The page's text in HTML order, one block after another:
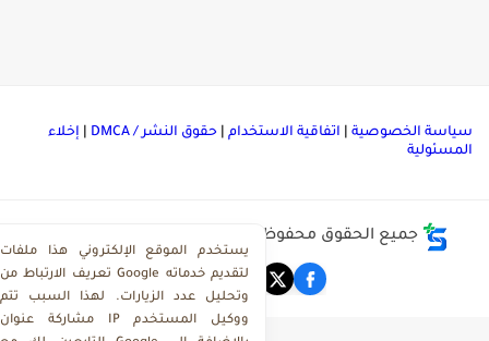
الخصوصية|اتفاقية الاستخدام|حقوق النشر / DMCA |إخلاء
جميع الحقوق محفوظة ©
يستخدم الموقع الإلكتروني هذا ملفات
تعريف الارتباط من Google لتقديم خدماته
وتحليل عدد الزيارات. لهذا السبب تتم
مشاركة عنوان IP ووكيل المستخدم